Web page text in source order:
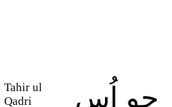
Tahir ul
Qadri
جو اُس